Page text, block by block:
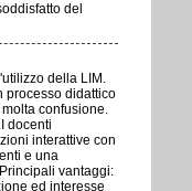
del
della LIM.
processo didattico
confusione.
docenti
interattive con
e una
vantaggi:
ed interesse